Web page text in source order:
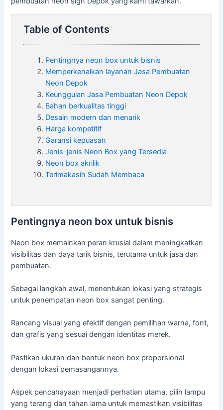
Table of Contents
Pentingnya neon box untuk bisnis
Memperkenalkan layanan Jasa Pembuatan
Neon Depok
Keunggulan Jasa Pembuatan Neon Depok
Bahan berkualitas tinggi
Desain modern dan menarik
Harga kompetitif
Garansi kepuasan
Jenis-jenis Neon Box yang Tersedia
Neon box akrilik
Terimakasih Sudah Membaca
Pentingnya neon box untuk bisnis
Neon box memainkan peran krusial dalam meningkatkan
visibilitas dan daya tarik bisnis, terutama untuk jasa dan
pembuatan.
Sebagai langkah awal, menentukan lokasi yang strategis
untuk penempatan neon box sangat penting.
Rancang visual yang efektif dengan pemilihan warna, font,
dan grafis yang sesuai dengan identitas merek.
Pastikan ukuran dan bentuk neon box proporsional
dengan lokasi pemasangannya.
Aspek pencahayaan menjadi perhatian utama, pilih lampu
yang terang dan tahan lama untuk memastikan visibilitas